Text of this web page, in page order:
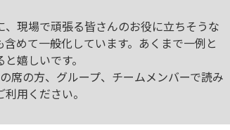
現場で頑張る皆さんのお役に立ちそうな
めて一般化しています。あくまで一例と
嬉しいです。
席の方、グループ、チームメンバーで読み
用ください。